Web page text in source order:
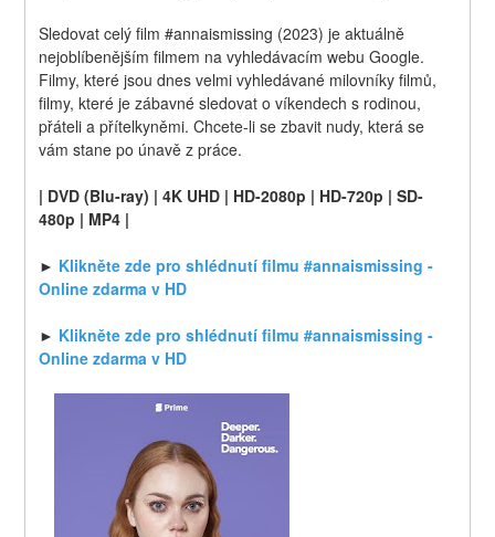
Sledovat celý film #annaismissing (2023) je aktuálně
nejoblíbenějším filmem na vyhledávacím webu Google.
Filmy, které jsou dnes velmi vyhledávané milovníky filmů,
filmy, které je zábavné sledovat o víkendech s rodinou,
přáteli a přítelkyněmi. Chcete-li se zbavit nudy, která se
vám stane po únavě z práce.
| DVD (Blu-ray) | 4K UHD | HD-2080p | HD-720p | SD-
480p | MP4 |
► Klikněte zde pro shlédnutí filmu #annaismissing -
Online zdarma v HD
► Klikněte zde pro shlédnutí filmu #annaismissing -
Online zdarma v HD